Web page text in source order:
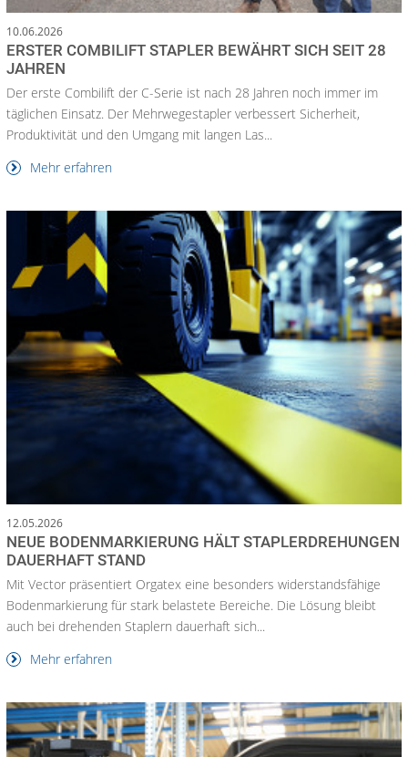
10.06.2026
ERSTER COMBILIFT STAPLER BEWÄHRT SICH SEIT 28
JAHREN
Der erste Combilift der C-Serie ist nach 28 Jahren noch immer im
täglichen Einsatz. Der Mehrwegestapler verbessert Sicherheit,
Produktivität und den Umgang mit langen Las...
Mehr erfahren
12.05.2026
NEUE BODENMARKIERUNG HÄLT STAPLERDREHUNGEN
DAUERHAFT STAND
Mit Vector präsentiert Orgatex eine besonders widerstandsfähige
Bodenmarkierung für stark belastete Bereiche. Die Lösung bleibt
auch bei drehenden Staplern dauerhaft sich...
Mehr erfahren